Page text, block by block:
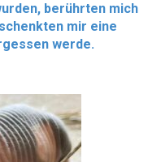
berührten mich
mir eine
werde.